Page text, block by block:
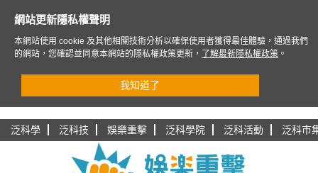
泛科學 泛科技 娛樂重擊 泛科學院 泛科活動 泛科市
網站更新隱私權聲明
本網站使用 cookie 及其他相關技術分析以確保使用者獲得最佳體驗，通過我們
的網站，您確認並同意本網站的隱私權政策更新，
了解最新隱私權政策 。
我知道了